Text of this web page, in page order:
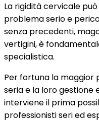
La rigidità cervicale
problema serio e
senza precedenti,
vertigini, è
specialistica.
Per fortuna la maggior
seria e la loro gestione
interviene il prima
professionisti seri ed